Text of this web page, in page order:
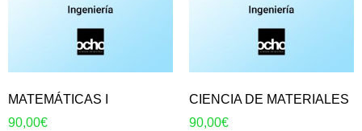
MATEMÁTICAS I
90,00€
CIENCIA DE MATERIALES
90,00€